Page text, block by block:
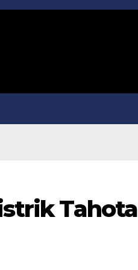
Tahota